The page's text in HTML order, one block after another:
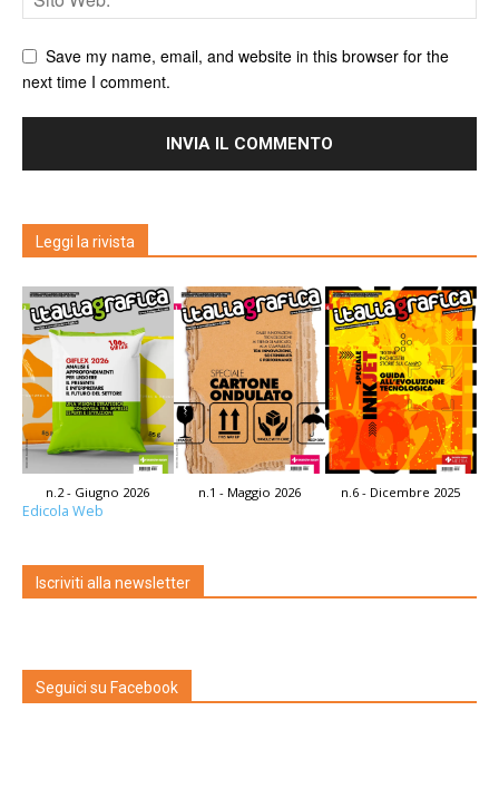
Save my name, email, and website in this browser for the
next time I comment.
Leggi la rivista
n.2 - Giugno 2026 n.1 - Maggio 2026 n.6 - Dicembre 2025
Edicola Web
Iscriviti alla newsletter
Seguici su Facebook